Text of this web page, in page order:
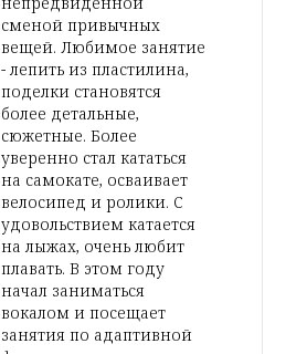
сменой привычных
вещей. Любимое занятие
- лепить из пластилина,
поделки становятся
более детальные,
сюжетные. Более
уверенно стал кататься
на самокате, осваивает
велосипед и ролики. С
удовольствием катается
на лыжах, очень любит
плавать. В этом году
начал заниматься
вокалом и посещает
занятия по адаптивной